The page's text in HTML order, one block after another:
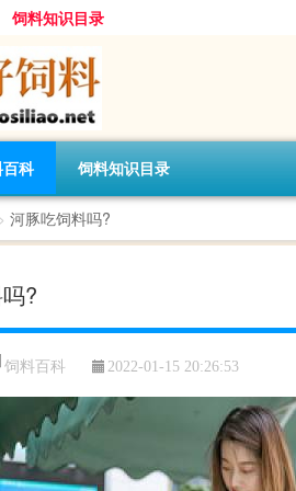
饲料知识目录
科 饲料知识目录
> 河豚吃饲料吗?
?
饲料百科 2022-01-15 20:26:53